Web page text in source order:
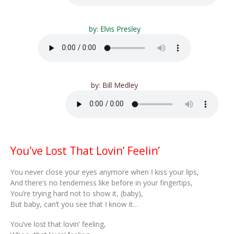
by: Elvis Presley
by: Bill Medley
You’ve Lost That Lovin’ Feelin’
You never close your eyes anymore when I kiss your lips,
And there’s no tenderness like before in your fingertips,
You’re trying hard not to show it, (baby),
But baby, can’t you see that I know it…
You’ve lost that lovin’ feeling,